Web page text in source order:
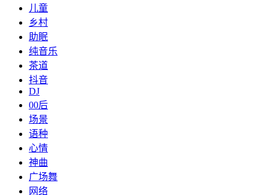
儿童
乡村
助眠
纯音乐
茶道
抖音
DJ
00后
场景
语种
心情
神曲
广场舞
网络